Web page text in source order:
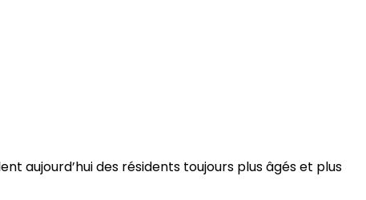
aujourd’hui des résidents toujours plus âgés et plus